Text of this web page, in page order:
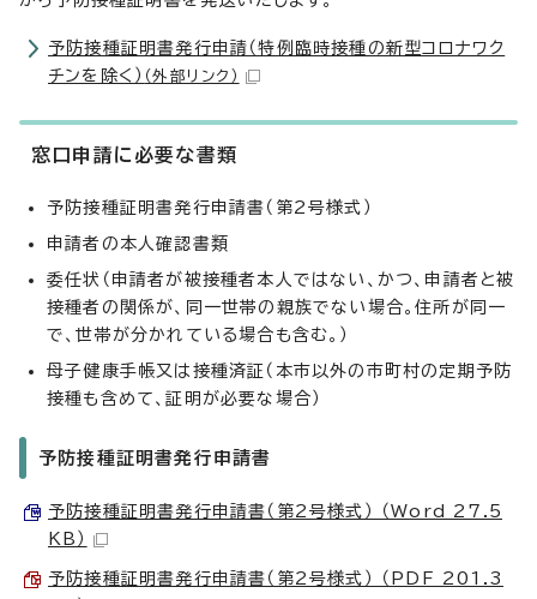
予防接種証明書発行申請（特例臨時接種の新型コロナワク
チンを除く） （外部リンク）
窓口申請に必要な書類
予防接種証明書発行申請書（第2号様式）
申請者の本人確認書類
委任状（申請者が被接種者本人ではない、かつ、申請者と被
接種者の関係が、同一世帯の親族でない場合。住所が同一
で、世帯が分かれている場合も含む。）
母子健康手帳又は接種済証（本市以外の市町村の定期予防
接種も含めて、証明が必要な場合）
予防接種証明書発行申請書
予防接種証明書発行申請書（第2号様式） （Word 27.5
KB）
予防接種証明書発行申請書（第2号様式） （PDF 201.3